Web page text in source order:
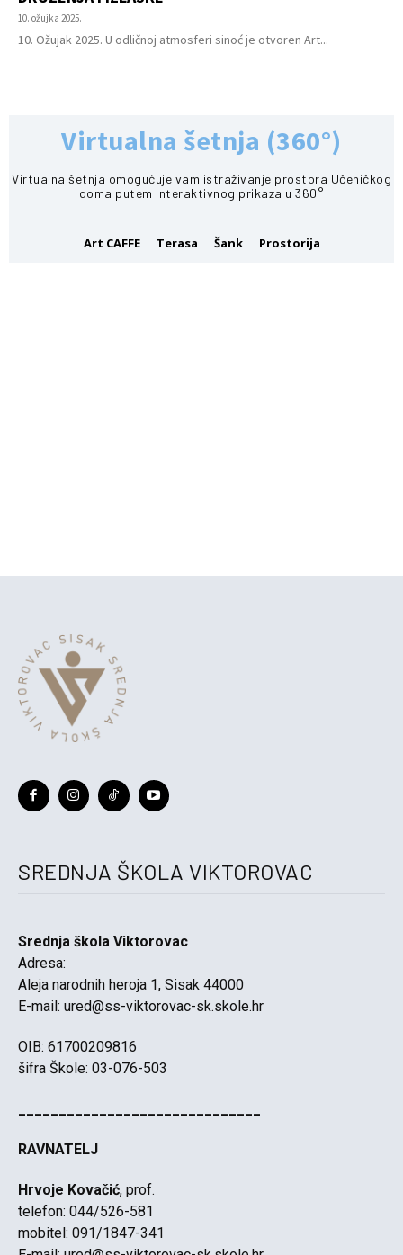
10. ožujka 2025.
10. Ožujak 2025. U odličnoj atmosferi sinoć je otvoren Art...
Virtualna šetnja (360°)
Virtualna šetnja omogućuje vam istraživanje prostora Učeničkog
doma putem interaktivnog prikaza u 360°
Art CAFFE Terasa Šank Prostorija
SREDNJA ŠKOLA VIKTOROVAC
Srednja škola Viktorovac
Adresa:
Aleja narodnih heroja 1, Sisak 44000
E-mail: ured@ss-viktorovac-sk.skole.hr
OIB: 61700209816
šifra Škole: 03-076-503
RAVNATELJ
Hrvoje Kovačić, prof.
telefon: 044/526-581
mobitel: 091/1847-341